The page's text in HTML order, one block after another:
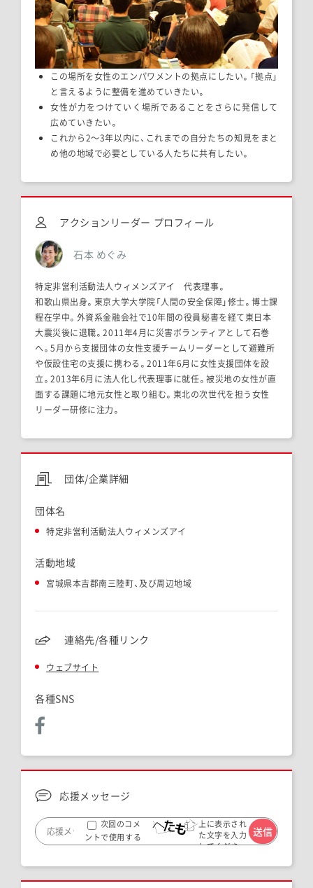
この場所を女性のエンパワメントの拠点にしたい。「拠点」
と言えるように整備を進めていきたい。
女性が力をつけていく場所であることをさらに発信して
広めていきたい。
これから2〜3年以内に、これまでの自分たちの知見をまと
め他の地域で必要としている人たちに共有したい。
アクションリーダー プロフィール
石本 めぐみ
特定非営利活動法人ウィメンズアイ 代表理事。
和歌山県出身。東京大学大学院「人間の安全保障」修士。博士課
程在学中。外資系金融会社で10年間の役員秘書を経て東日本
大震災後に退職。2011年4月に災害ボランティアとして石巻
へ。5月から支援団体の女性支援チームリーダーとして避難所
や仮設住宅の支援に携わる。2011年6月に女性支援団体を設
立。2013年6月に法人化し代表理事に就任。被災地の女性が直
面する課題に地元女性と取り組む。東北の次世代を担う女性
リーダー研修に注力。
団体/企業詳細
団体名
特定非営利活動法人ウィメンズアイ
活動地域
宮城県本吉郡南三陸町、及び周辺地域
連絡先/各種リンク
ウェブサイト
各種SNS
応援メッセージ
次回のコメ
ントで使用する
ためブラウザー
イトを保存する。
上に表示され
た文字を入力
してくださ